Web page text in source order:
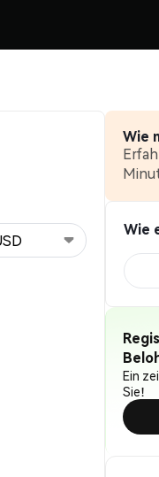
Wie
Wie
Ein
Sie!